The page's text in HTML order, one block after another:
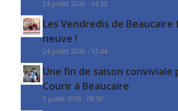
24 juillet 2026 - 14:33
Les Vendredis de
neuve !
24 juillet 2026 - 12:44
Une fin de saison conviviale
Courir à Beaucaire
7 juillet 2026 - 08:50